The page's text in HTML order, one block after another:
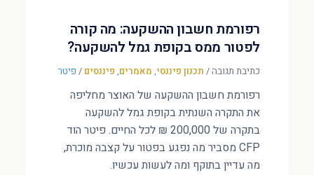
רפורמת חשבון ההשקעה: מה קורה
לפטור ממס בקופת גמל להשקעה?
כתיבת תגובה/ תכנון פיננסי, מאמרים, פיננסים / פיטר
רפורמת חשבון ההשקעה של האוצר מחליפה
את התקרה השנתית בקופת גמל להשקעה
בתקרה של 200,000 ₪ לכל החיים. פיטר הוד
CFP מסביר מה נפגע בפטור על קצבה מוכרת,
מה עדיין בתוקף ומה לעשות עכשיו.